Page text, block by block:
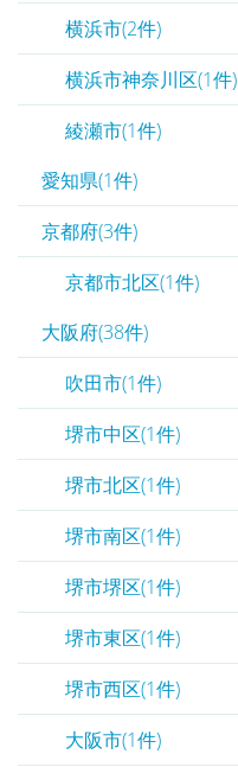
横浜市(2件)
横浜市神奈川区(1件)
綾瀬市(1件)
愛知県(1件)
京都府(3件)
京都市北区(1件)
大阪府(38件)
吹田市(1件)
堺市中区(1件)
堺市北区(1件)
堺市南区(1件)
堺市堺区(1件)
堺市東区(1件)
堺市西区(1件)
大阪市(1件)